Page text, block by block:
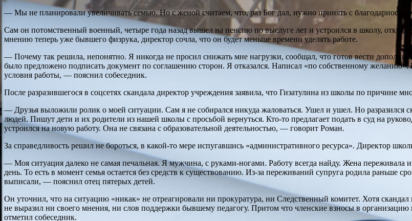
— Мы не планировали увеличивать семью. Но с женой считаем, что, раз Бог дал, нужно принять с
Сам он потомственный военный, четыре года назад вышел на пенсию по выслуге лет и устроился в школу,
мнению теперь уже бывшего физрука, директор сочла, что он будет меньше времени уделять работе.
— Почему так решила, непонятно. Я никогда не просил снижать мне нагрузки, сообщал, что готов вести
было предложено подписать документ по соглашению сторон. Я отказался. Написал «по собственному
условия работы, — пояснил собеседник.
После разразившегося в соцсетях скандала директор учреждения заявила, что Гизатулина из школы по причине
— Друзья выложили ролик о моей ситуации. Сам я не собирался никуда жаловаться. Ушел и ушел. Но
людей. Пишут дети и их родители из нашей школы с просьбой вернуться. Кто-то предлагает подать в суд на
устроился на новую работу. Она не связана с образовательной деятельностью, — говорит Роман.
За справедливость решил не бороться, в какой-то мере испугавшись «административного ресурса». Директор
— Моя ситуация далеко не самая печальная. Я мужчина, с руками-ногами. Работу всегда найду. Жена переживала
день. То есть в момент семья остается без средств к существованию. Из-за переживаний супруга родила
выписали, — пояснил отец пятерых детей.
Он уточнил, что на ситуацию «никак» не отреагировали ни прокуратура, ни Следственный комитет. Хотя
не выразил ни своего мнения, ни слов поддержки бывшему педагогу. Притом что членские взносы в
отметил собеседник.